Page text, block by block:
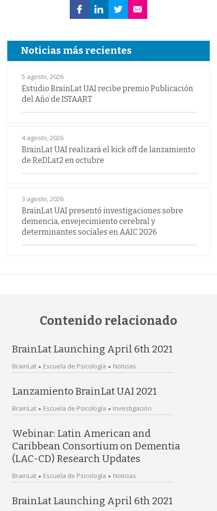
Noticias más recientes
5 agosto, 2026
Estudio BrainLat UAI recibe premio Publicación
del Año de ISTAART
4 agosto, 2026
BrainLat UAI realizará el kick off de lanzamiento
de ReDLat2 en octubre
3 agosto, 2026
BrainLat UAI presentó investigaciones sobre
demencia, envejecimiento cerebral y
determinantes sociales en AAIC 2026
Contenido relacionado
BrainLat Launching April 6th 2021
BrainLat Escuela de Psicología Noticias
Lanzamiento BrainLat UAI 2021
BrainLat Escuela de Psicología Investigación
Webinar: Latin American and
Caribbean Consortium on Dementia
(LAC-CD) Research Updates
BrainLat Escuela de Psicología Noticias
BrainLat Launching April 6th 2021